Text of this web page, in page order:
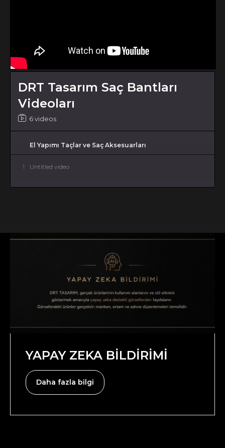
DRT Tasarım Saç Bantları
Videoları
6 videos
El Yapımı Taçlar ve Saç Aksesuarları
1 Untitled video
4 Harika Taçlar Part 1
YAPAY ZEKA BİLDİRİMİ
Daha fazla bilgi